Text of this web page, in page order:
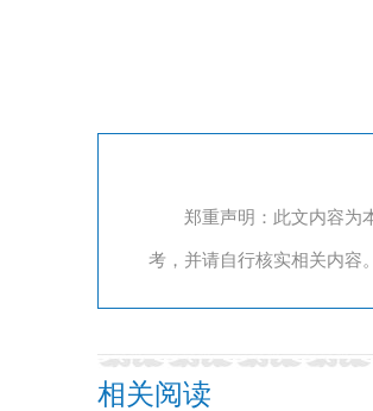
郑重声明：此文内容为
考，并请自行核实相关内容。
相关阅读